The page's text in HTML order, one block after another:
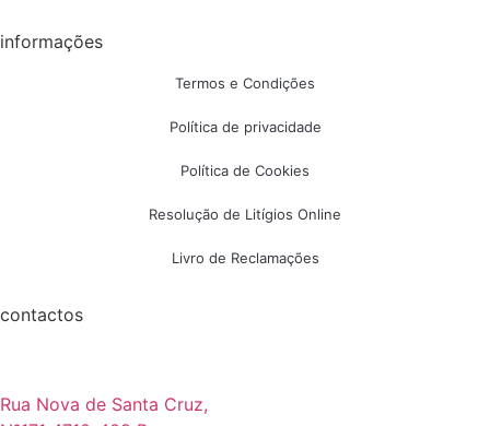
informações
Termos e Condições
Política de privacidade
Política de Cookies
Resolução de Litígios Online
Livro de Reclamações
contactos
Rua Nova de Santa Cruz,